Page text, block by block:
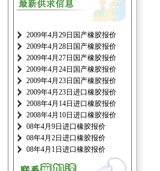
2009年4月29日国产橡胶报价
2009年4月28日国产橡胶报价
2009年4月27日国产橡胶报价
2009年4月24日国产橡胶报价
2009年4月23日国产橡胶报价
2009年4月23日进口橡胶报价
2008年4月14日进口橡胶报价
2008年4月10日进口橡胶报价
08年4月9日进口橡胶报价
08年4月2日进口橡胶报价
08年4月1日进口橡胶报价